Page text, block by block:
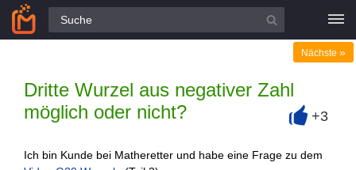
Alle Fragen
Dritte Wurzel aus negativer Zahl
möglich oder nicht?
Nächste »
+3
Ich bin Kunde bei Matheretter und habe eine Frage zu dem